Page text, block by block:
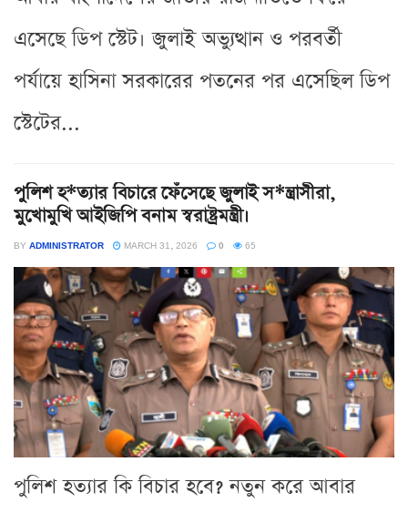
এসেছে ডিপ স্টেট। জুলাই অভ্যুত্থান ও পরবর্তী
পর্যায়ে হাসিনা সরকারের পতনের পর এসেছিল ডিপ
স্টেটের...
পুলিশ হ*ত্যার বিচারে ফেঁসেছে জুলাই স*ন্ত্রাসীরা,
মুখোমুখি আইজিপি বনাম স্বরাষ্ট্রমন্ত্রী।
BY ADMINISTRATOR MARCH 31, 2026 0 65
পুলিশ হত্যার কি বিচার হবে? নতুন করে আবার